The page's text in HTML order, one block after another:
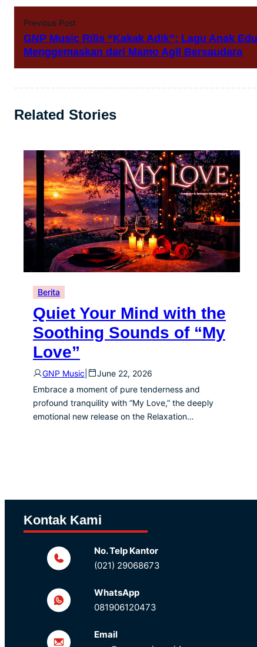
Previous Post
GNP Music Rilis “Kakak Adik”: Lagu Anak
Menggemaskan dari Mamo Agil Bersaudara
Related Stories
Berita
Quiet Your Mind with the
Soothing Sounds of “My
Love”
GNP Music
June 22, 2026
Embrace a moment of pure tenderness and
profound tranquility with “My Love,” the deeply
emotional new release on the Relaxation…
Kontak Kami
No. Telp Kantor
(021) 29068673
WhatsApp
081906120473
Email